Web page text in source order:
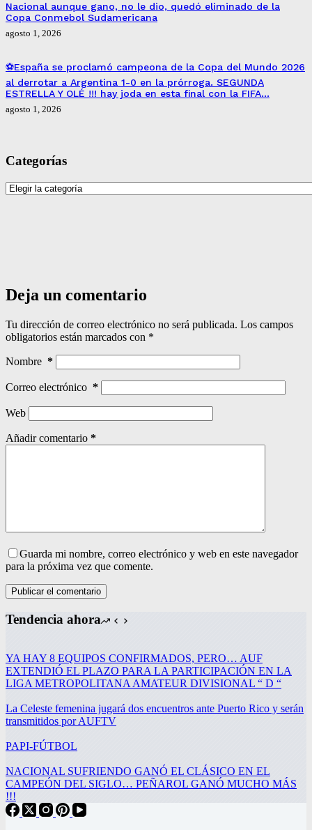
Nacional aunque gano, no le dio, quedó eliminado de la
Copa Conmebol Sudamericana
agosto 1, 2026
⚽España se proclamó campeona de la Copa del Mundo 2026
al derrotar a Argentina 1-0 en la prórroga. SEGUNDA
ESTRELLA Y OLÉ !!! hay joda en esta final con la FIFA…
agosto 1, 2026
Categorías
Categorías
Deja un comentario
Tu dirección de correo electrónico no será publicada. Los campos
obligatorios están marcados con *
Nombre *
Correo electrónico *
Web
Añadir comentario *
Guarda mi nombre, correo electrónico y web en este navegador
para la próxima vez que comente.
Publicar el comentario
Tendencia ahora
YA HAY 8 EQUIPOS CONFIRMADOS, PERO… AUF
EXTENDIÓ EL PLAZO PARA LA PARTICIPACIÓN EN LA
LIGA METROPOLITANA AMATEUR DIVISIONAL “ D “
La Celeste femenina jugará dos encuentros ante Puerto Rico y serán
transmitidos por AUFTV
PAPI-FÚTBOL
NACIONAL SUFRIENDO GANÓ EL CLÁSICO EN EL
CAMPEÓN DEL SIGLO… PEÑAROL GANÓ MUCHO MÁS
!!!